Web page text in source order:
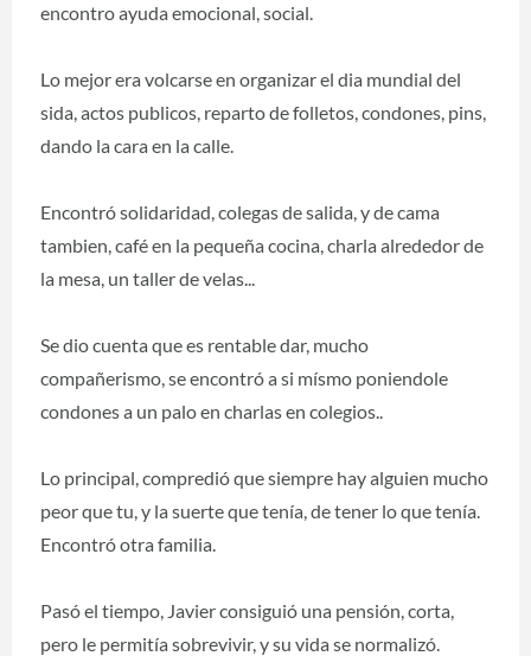
encontro ayuda emocional, social.
Lo mejor era volcarse en organizar el dia mundial del
sida, actos publicos, reparto de folletos, condones, pins,
dando la cara en la calle.
Encontró solidaridad, colegas de salida, y de cama
tambien, café en la pequeña cocina, charla alrededor de
la mesa, un taller de velas...
Se dio cuenta que es rentable dar, mucho
compañerismo, se encontró a si mísmo poniendole
condones a un palo en charlas en colegios..
Lo principal, compredió que siempre hay alguien mucho
peor que tu, y la suerte que tenía, de tener lo que tenía.
Encontró otra familia.
Pasó el tiempo, Javier consiguió una pensión, corta,
pero le permitía sobrevivir, y su vida se normalizó.